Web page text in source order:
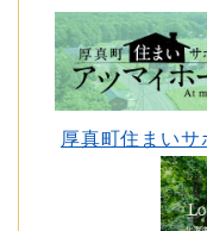
厚真町住まいサ